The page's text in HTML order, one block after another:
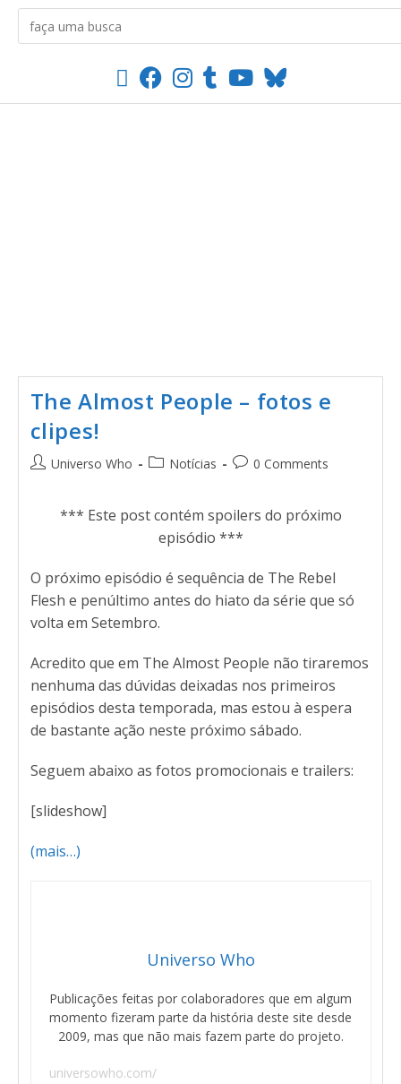
The Almost People – fotos e
clipes!
Universo Who Notícias 0 Comments
*** Este post contém spoilers do próximo
episódio ***
O próximo episódio é sequência de The Rebel
Flesh e penúltimo antes do hiato da série que só
volta em Setembro.
Acredito que em The Almost People não tiraremos
nenhuma das dúvidas deixadas nos primeiros
episódios desta temporada, mas estou à espera
de bastante ação neste próximo sábado.
Seguem abaixo as fotos promocionais e trailers:
[slideshow]
(mais…)
Universo Who
Publicações feitas por colaboradores que em algum
momento fizeram parte da história deste site desde
2009, mas que não mais fazem parte do projeto.
universowho.com/